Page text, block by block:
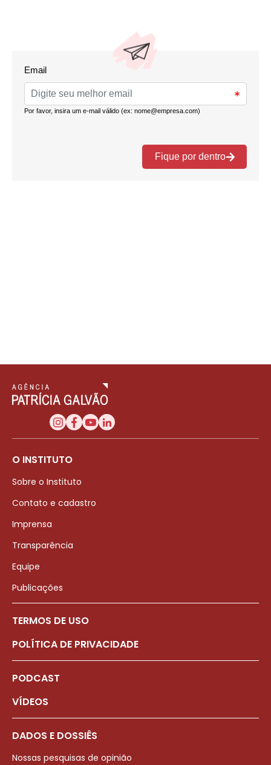
O INSTITUTO
Sobre o Instituto
Contato e cadastro
Imprensa
Transparência
Equipe
Publicações
TERMOS DE USO
POLÍTICA DE PRIVACIDADE
PODCAST
VÍDEOS
DADOS E DOSSIÊS
Nossas pesquisas de opinião